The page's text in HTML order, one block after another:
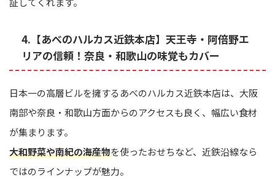
4.【あべのハルカス近鉄本店】天王寺・阿倍野エ
リアの信頼！奈良・和歌山の味覚もカバー
日本一の高層ビルを擁するあべのハルカス近鉄本店は、大阪
南部や奈良・和歌山方面からのアクセスも良く、幅広い食材
が集まります。
大和野菜や南紀の海産物を使ったおせちなど、近鉄沿線なら
ではのラインナップが魅力。